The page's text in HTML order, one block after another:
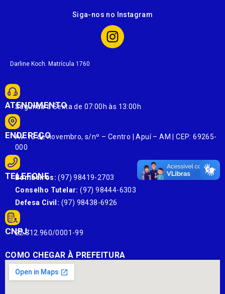
Siga-nos no Instagram
Darline Koch. Matrícula 1760
ATENDIMENTO
Segunda à Sexta de 07:00h às 13:00h
ENDEREÇO
Av. 13 de novembro, s/nº – Centro | Apuí – AM | CEP: 69265-
000
TELEFONE
Bombeiros: (97) 98419-2703
Conselho Tutelar: (97) 98444-6303
Defesa Civil: (97) 98438-6926
CNPJ:
22.812.960/0001-99
COMO CHEGAR À PREFEITURA